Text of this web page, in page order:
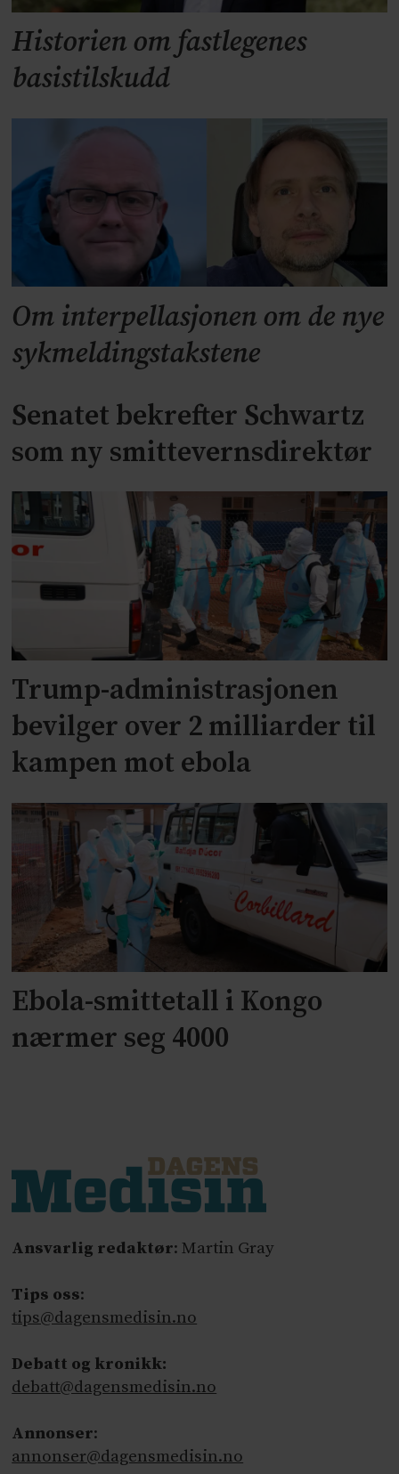
Historien om fastlegenes
basistilskudd
Om interpellasjonen om de nye
sykmeldingstakstene
Senatet bekrefter Schwartz
som ny smittevernsdirektør
Trump-administrasjonen
bevilger over 2 milliarder til
kampen mot ebola
Ebola-smittetall i Kongo
nærmer seg 4000
Ansvarlig redaktør: Martin Gray
Tips oss:
tips@dagensmedisin.no
Debatt og kronikk:
debatt@dagensmedisin.no
Annonser:
annonser@dagensmedisin.no